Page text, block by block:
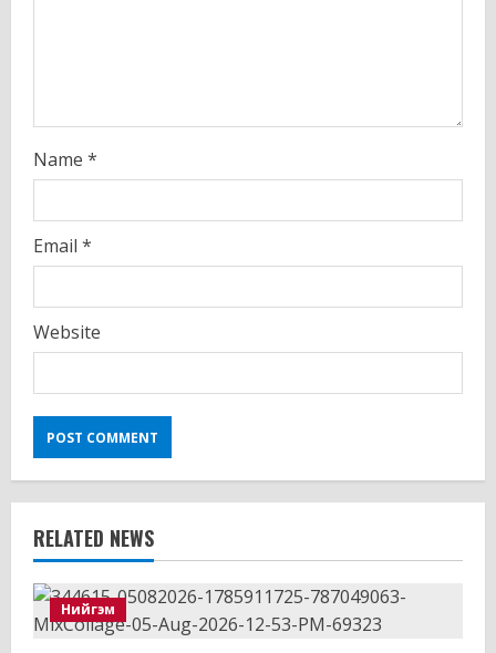
g
Name *
Email *
Website
RELATED NEWS
Нийгэм